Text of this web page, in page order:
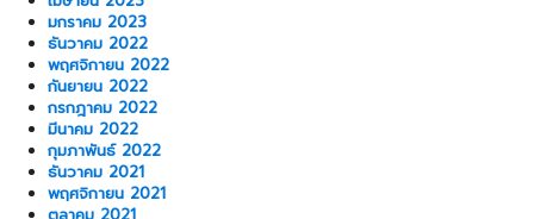
มกราคม 2023
ธันวาคม 2022
พฤศจิกายน 2022
กันยายน 2022
กรกฎาคม 2022
มีนาคม 2022
กุมภาพันธ์ 2022
ธันวาคม 2021
พฤศจิกายน 2021